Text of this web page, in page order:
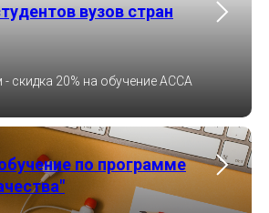
вузов стран
скидка 20% на обучение ACCA
по программе